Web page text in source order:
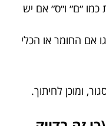
כמו ״ם״ ו״ס״ אם יש
אם החומר או הכלי
ומוכן לחיתוך.